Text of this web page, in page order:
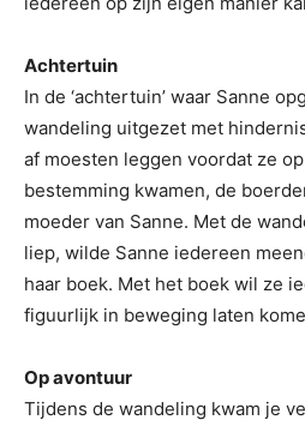
Achtertuin
In de ‘achtertuin’ waar Sanne
wandeling uitgezet met
af moesten leggen voordat ze
bestemming kwamen, de
moeder van Sanne. Met de
liep, wilde Sanne iedereen
haar boek. Met het boek wil ze
figuurlijk in beweging laten
Op avontuur
Tijdens de wandeling kwam je